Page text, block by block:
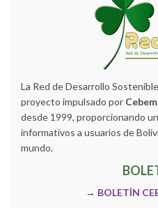
La Red de Desarrollo
proyecto impulsado por Cebem
desde 1999, proporcionando
informativos a usuarios de
mundo.
→ BOLETÍN